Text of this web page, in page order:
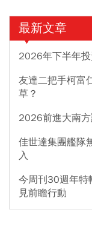
最新文章
2026年下半年
友達二把手柯富
草？
2026前進大南
佳世達集團艦隊
入
今周刊30週年特
見前瞻行動